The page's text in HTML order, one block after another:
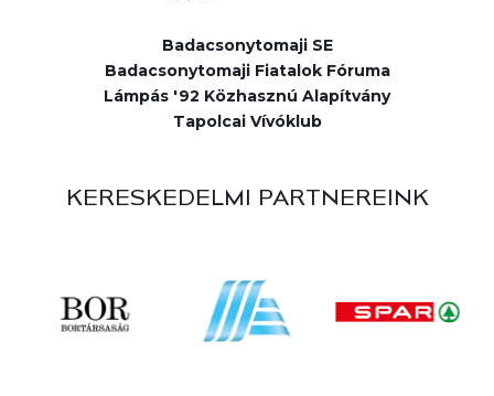
Badacsonytomaji SE
Badacsonytomaji Fiatalok Fóruma
Lámpás '92 Közhasznú Alapítvány
Tapolcai Vívóklub
KERESKEDELMI PARTNEREINK